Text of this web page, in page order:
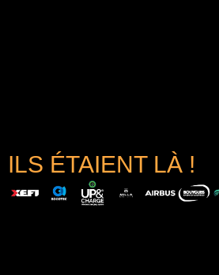
ILS ÉTAIENT LÀ !